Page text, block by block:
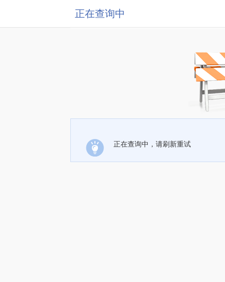
正在查询中
正在查询中，请刷新重试